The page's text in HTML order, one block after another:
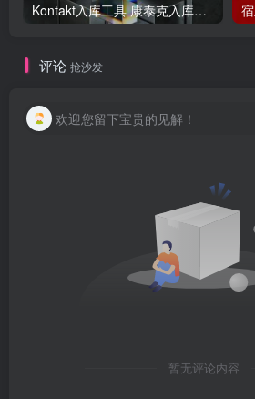
Kontakt入库工具 康泰克入库教程
评论 抢沙发
欢迎您留下宝贵的见解！
暂无评论内容